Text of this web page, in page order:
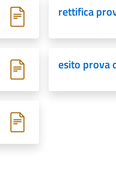
rettifica
esito prova